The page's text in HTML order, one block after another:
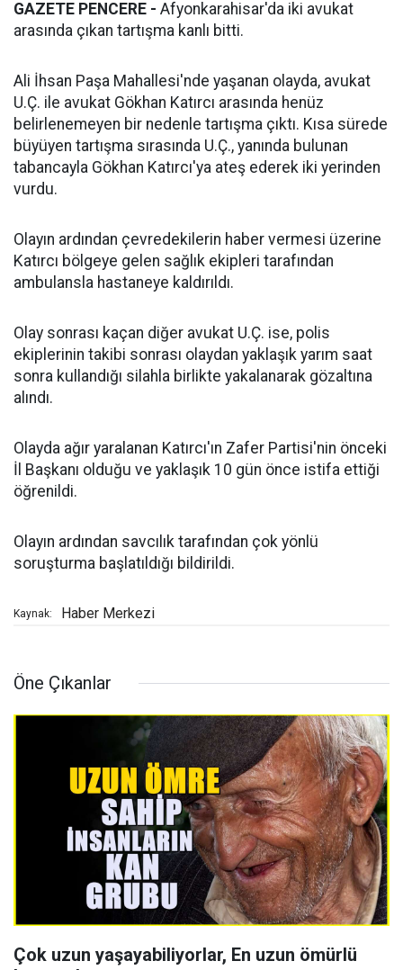
GAZETE PENCERE - Afyonkarahisar'da iki avukat
arasında çıkan tartışma kanlı bitti.
Ali İhsan Paşa Mahallesi'nde yaşanan olayda, avukat
U.Ç. ile avukat Gökhan Katırcı arasında henüz
belirlenemeyen bir nedenle tartışma çıktı. Kısa sürede
büyüyen tartışma sırasında U.Ç., yanında bulunan
tabancayla Gökhan Katırcı'ya ateş ederek iki yerinden
vurdu.
Olayın ardından çevredekilerin haber vermesi üzerine
Katırcı bölgeye gelen sağlık ekipleri tarafından
ambulansla hastaneye kaldırıldı.
Olay sonrası kaçan diğer avukat U.Ç. ise, polis
ekiplerinin takibi sonrası olaydan yaklaşık yarım saat
sonra kullandığı silahla birlikte yakalanarak gözaltına
alındı.
Olayda ağır yaralanan Katırcı'ın Zafer Partisi'nin önceki
İl Başkanı olduğu ve yaklaşık 10 gün önce istifa ettiği
öğrenildi.
Olayın ardından savcılık tarafından çok yönlü
soruşturma başlatıldığı bildirildi.
Kaynak: Haber Merkezi
Öne Çıkanlar
Çok uzun yaşayabiliyorlar, En uzun ömürlü